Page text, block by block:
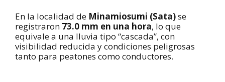
En la localidad de Minamiosumi (Sata)se
registraron 73.0 mm en una hora, lo que
equivale a una lluvia tipo “cascada”, con
visibilidad reducida y condiciones peligrosas
tanto para peatones como conductores.